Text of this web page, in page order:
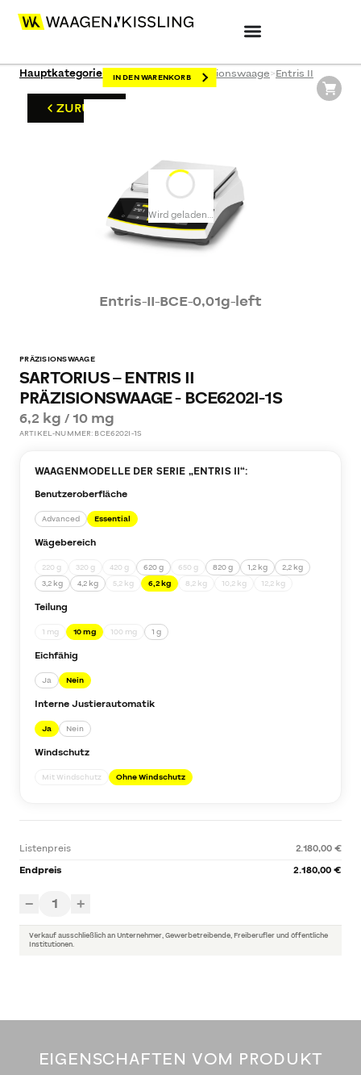
Hauptkategorien >Laborwaagen>Präzisionswaage>Entris II
ZURÜCK
Wird geladen…
Entris-II-BCE-0,01g-left
PRÄZISIONSWAAGE
SARTORIUS – ENTRIS II
PRÄZISIONSWAAGE - BCE6202I-1S
6,2 kg / 10 mg
ARTIKEL-NUMMER: BCE6202I-1S
WAAGENMODELLE DER SERIE „ENTRIS II“:
Benutzeroberfläche
Advanced Essential
Wägebereich
220 g 320 g 420 g 620 g 650 g 820 g 1,2 kg
2,2 kg
3,2 kg
4,2 kg 5,2 kg 6,2 kg 8,2 kg 10,2 kg 12,2 kg
Teilung
1 mg 10 mg 100 mg 1 g
Eichfähig
Ja Nein
Interne Justierautomatik
Ja Nein
Windschutz
Mit Windschutz Ohne Windschutz
Listenpreis
2.180,00 €
Endpreis
2.180,00 €
− 1 +
IN DEN WARENKORB
Verkauf ausschließlich an Unternehmer, Gewerbetreibende, Freiberufler und öffentliche
Institutionen.
EIGENSCHAFTEN VOM PRODUKT